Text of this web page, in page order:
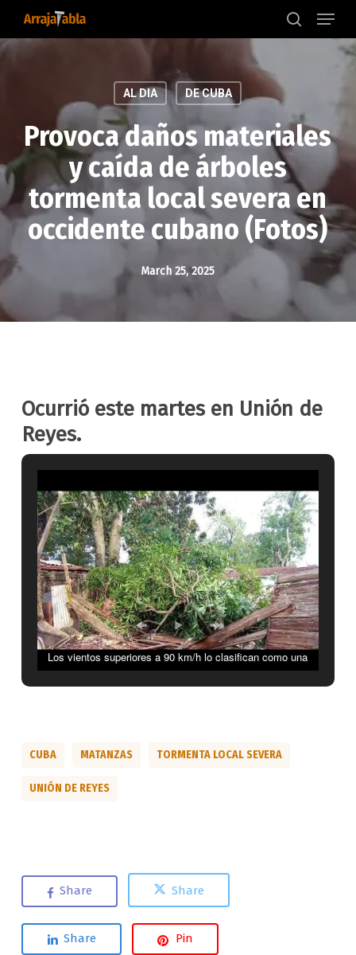
main
search
Menu
AL DIA DE CUBA
Provoca daños materiales
y caída de árboles
tormenta local severa en
occidente cubano (Fotos)
March 25, 2025
Ocurrió este martes en Unión de
Reyes.
Los vientos superiores a 90 km/h lo clasifican como una
CUBA MATANZAS TORMENTA LOCAL SEVERA
UNIÓN DE REYES
Share Share
Share Pin